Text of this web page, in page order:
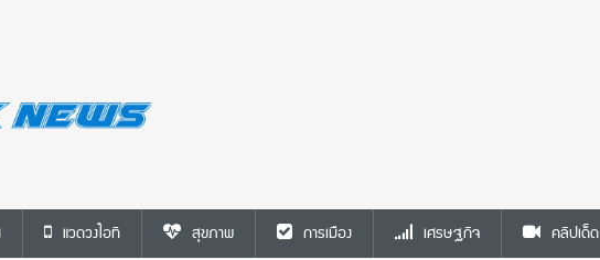
แวดวงไอที สุขภาพ การเมือง เศรษฐกิจ คลิปเด็ด